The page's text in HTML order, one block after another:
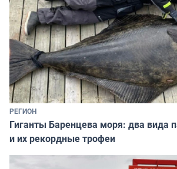
РЕГИОН
Гиганты Баренцева моря: два вида
и их рекордные трофеи